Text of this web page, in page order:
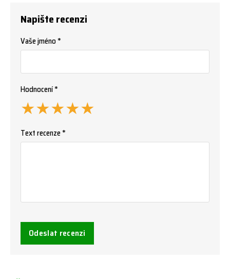
Napište recenzi
Vaše jméno *
Hodnocení *
★
★
★
★
★
Text recenze *
Odeslat recenzi